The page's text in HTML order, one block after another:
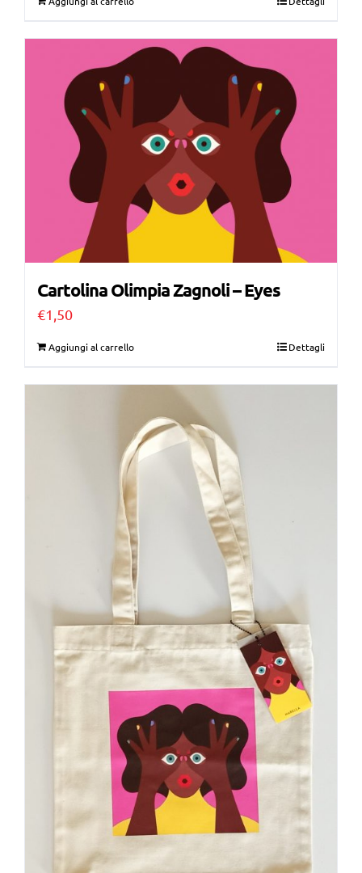
Cartolina Olimpia Zagnoli – Eyes
€1,50
Aggiungi al carrello Dettagli